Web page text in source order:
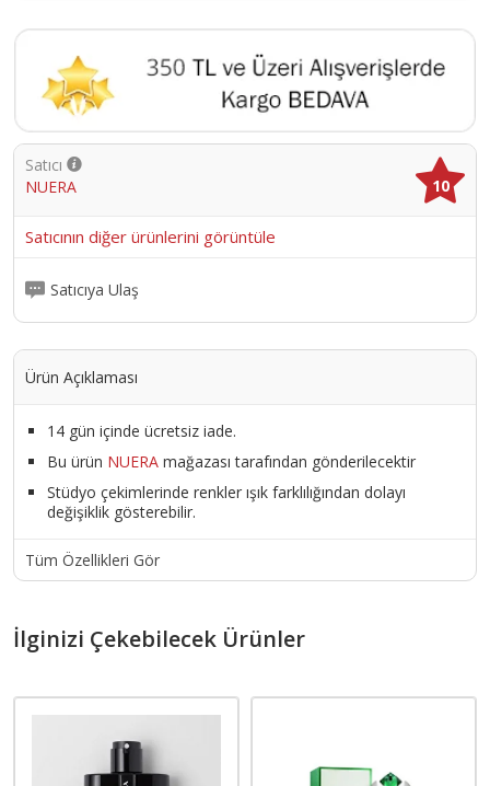
Satıcı
NUERA
10
Satıcının diğer ürünlerini görüntüle
Satıcıya Ulaş
Ürün Açıklaması
14 gün içinde ücretsiz iade.
Bu ürün NUERA mağazası tarafından gönderilecektir
Stüdyo çekimlerinde renkler ışık farklılığından dolayı
değişiklik gösterebilir.
Tüm Özellikleri Gör
İlginizi Çekebilecek Ürünler